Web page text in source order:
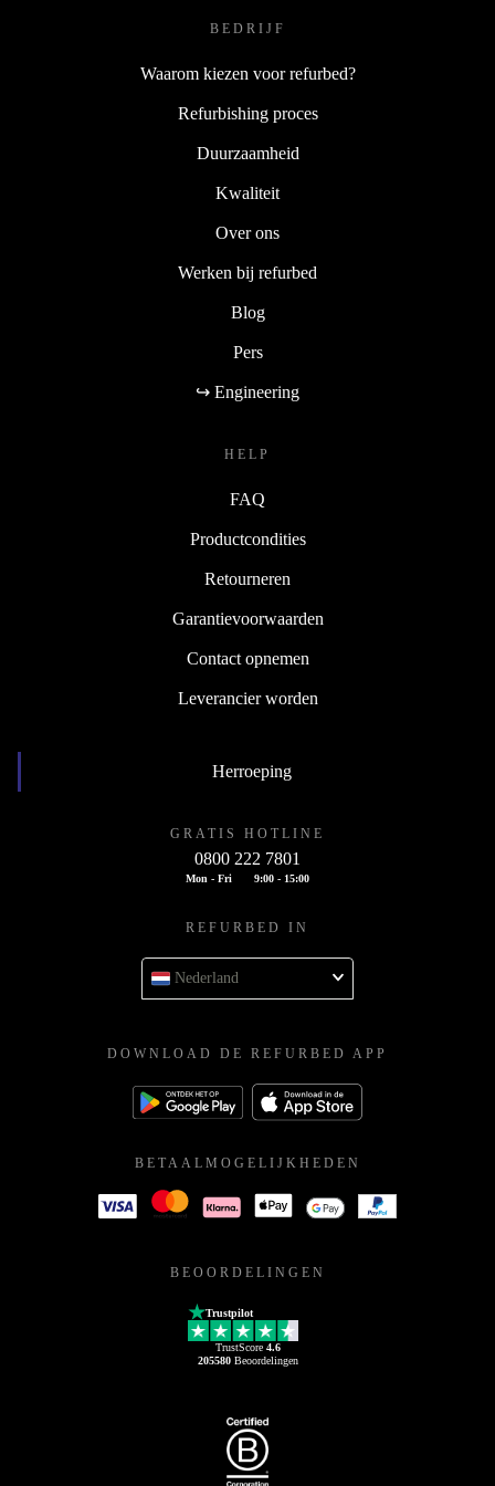
BEDRIJF
Waarom kiezen voor refurbed?
Refurbishing proces
Duurzaamheid
Kwaliteit
Over ons
Werken bij refurbed
Blog
Pers
↪ Engineering
HELP
FAQ
Productcondities
Retourneren
Garantievoorwaarden
Contact opnemen
Leverancier worden
Herroeping
GRATIS HOTLINE
0800 222 7801
Mon - Fri 9:00 - 15:00
REFURBED IN
Nederland
DOWNLOAD DE REFURBED APP
BETAALMOGELIJKHEDEN
BEOORDELINGEN
Trustpilot
TrustScore 4.6
205580Beoordelingen